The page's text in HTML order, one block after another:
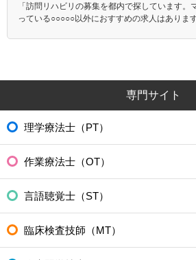
「訪問リハビリの募集を都内で探しています。
っている○○○○○以外におすすめの求人はあります
専門サイト
理学療法士（PT）
作業療法士（OT）
言語聴覚士（ST）
臨床検査技師（MT）